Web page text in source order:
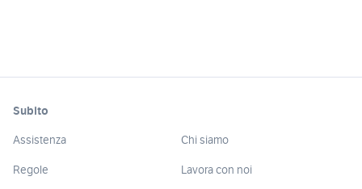
Subito
Assistenza
Regole
Chi siamo
Lavora con noi